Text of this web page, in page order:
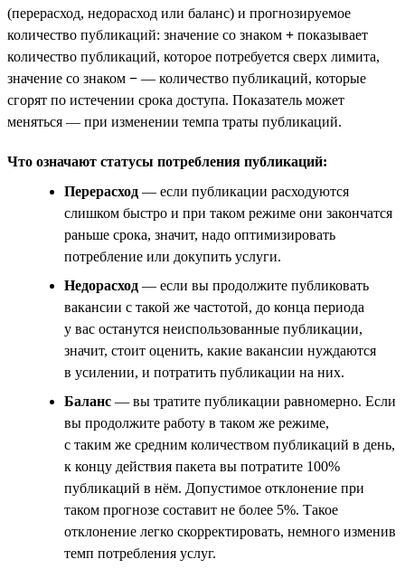
(перерасход, недорасход или баланс) и прогнозируемое
количество публикаций: значение со знаком + показывает
количество публикаций, которое потребуется сверх лимита,
значение со знаком − — количество публикаций, которые
сгорят по истечении срока доступа. Показатель может
меняться — при изменении темпа траты публикаций.
Что означают статусы потребления публикаций:
Перерасход — если публикации расходуются
слишком быстро и при таком режиме они закончатся
раньше срока, значит, надо оптимизировать
потребление или докупить услуги.
Недорасход — если вы продолжите публиковать
вакансии с такой же частотой, до конца периода
у вас останутся неиспользованные публикации,
значит, стоит оценить, какие вакансии нуждаются
в усилении, и потратить публикации на них.
Баланс — вы тратите публикации равномерно. Если
вы продолжите работу в таком же режиме,
с таким же средним количеством публикаций в день,
к концу действия пакета вы потратите 100%
публикаций в нём. Допустимое отклонение при
таком прогнозе составит не более 5%. Такое
отклонение легко скорректировать, немного изменив
темп потребления услуг.